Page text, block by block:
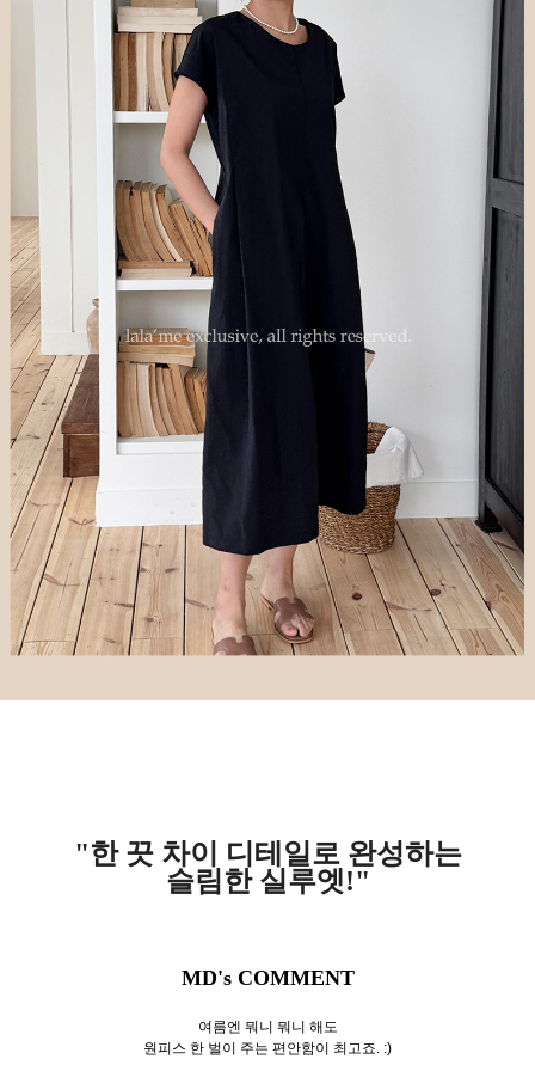
"한 끗 차이 디테일로 완성하는
슬림한 실루엣!"
MD's COMMENT
여름엔 뭐니 뭐니 해도
원피스 한 벌이 주는 편안함이 최고죠. :)